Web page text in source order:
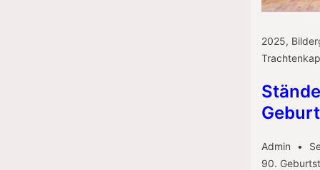
2025,
Admin
90.